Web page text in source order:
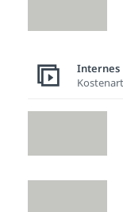
Internes